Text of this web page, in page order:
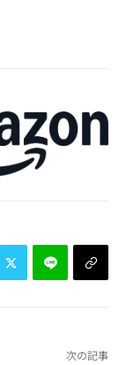
次の記事